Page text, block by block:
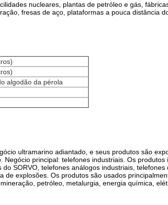
nucleares, plantas de petróleo e gás,
fresas de aço, plataformas a pouca distância
algodão da pérola
ultramarino adiantado, e seus produtos são
principal: telefones industriais. Os produtos
SORVO, telefones análogos industriais, telefones
de explosões. Os produtos são usados
petróleo, metalurgia, energia química,